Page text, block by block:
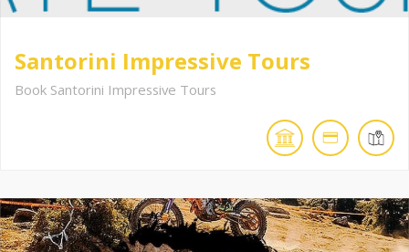
Santorini Impressive Tours
Book Santorini Impressive Tours